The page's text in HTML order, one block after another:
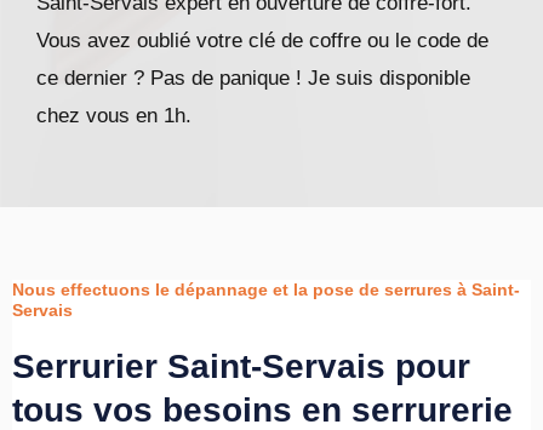
Vous avez oublié votre clé de coffre ou le code de
ce dernier ? Pas de panique ! Je suis disponible
chez vous en 1h.
Nous effectuons le dépannage et la pose de serrures à Saint-
Servais
Serrurier Saint-Servais pour
tous vos besoins en serrurerie